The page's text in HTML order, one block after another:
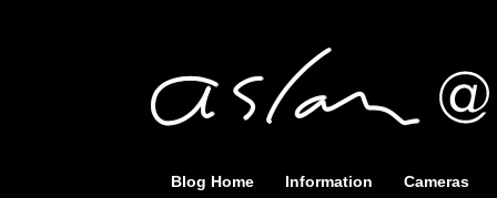
Blog Home Information Cameras